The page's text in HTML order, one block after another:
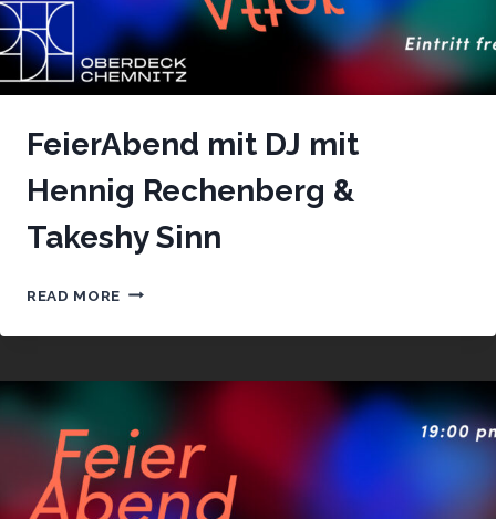
FeierAbend mit DJ mit
Hennig Rechenberg &
Takeshy Sinn
READ MORE FEIERABEND
DJ
HENNIG
&
TAKESHY
SINN